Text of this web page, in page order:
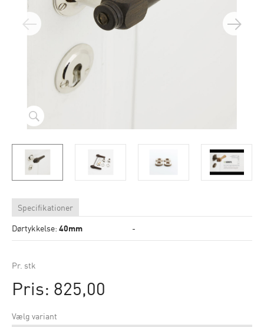
Specifikationer
Dørtykkelse: 40mm -
Pr. stk
Pris: 825,00
Vælg variant